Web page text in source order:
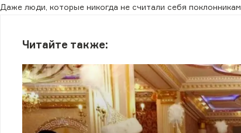
Даже люди, которые никогда не считали себя
Читайте также: